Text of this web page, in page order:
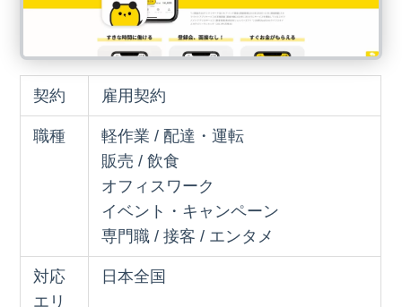
契約 雇用契約
職種
軽作業 / 配達・運転
販売 / 飲食
オフィスワーク
イベント・キャンペーン
専門職 / 接客 / エンタメ
対応
エリ
日本全国